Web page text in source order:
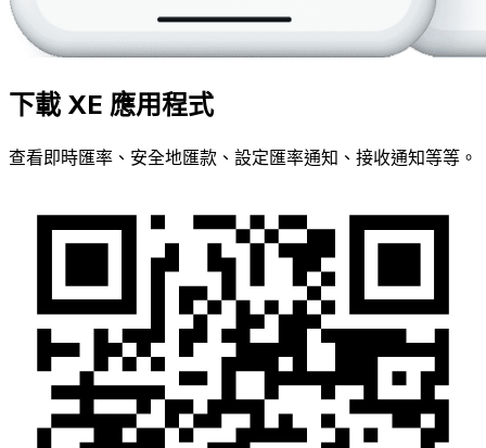
下載 XE 應用程式
查看即時匯率、安全地匯款、設定匯率通知、接收通知等等。